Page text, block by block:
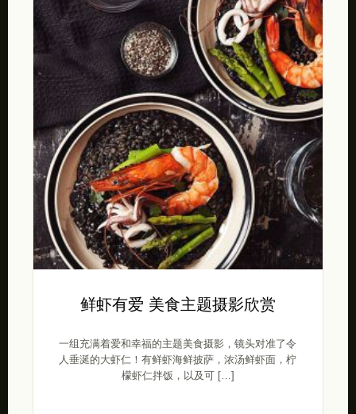
鲜虾有爱 美食主题摄影欣赏
一组充满着爱和幸福的主题美食摄影，镜头对准了令
人垂涎的大虾仁！有鲜虾海鲜披萨，浓汤鲜虾面，柠
檬虾仁拌饭，以及可 […]